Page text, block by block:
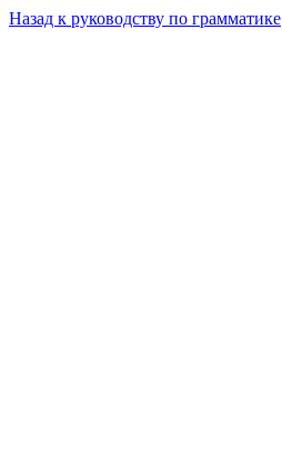
Назад к руководству по грамматике